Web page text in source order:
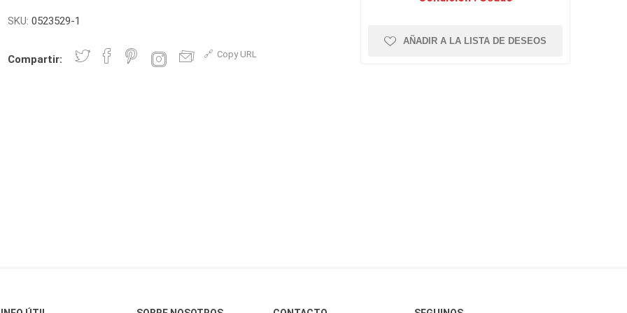
SKU: 0523529-1
Compartir: Copy URL
AÑADIR A LA LISTA DE DESEOS